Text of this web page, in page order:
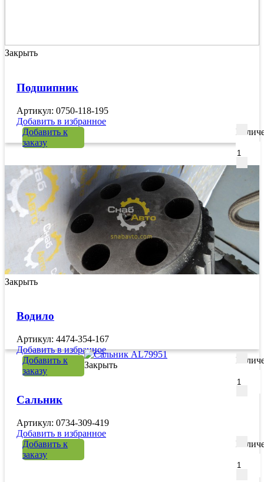
Закрыть
Подшипник
Артикул: 0750-118-195
Добавить в избранное
Добавить к
заказу
Закрыть
Водило
Артикул: 4474-354-167
Добавить в избранное
Добавить к
заказу
Закрыть
Сальник
Артикул: 0734-309-419
Добавить в избранное
Добавить к
заказу